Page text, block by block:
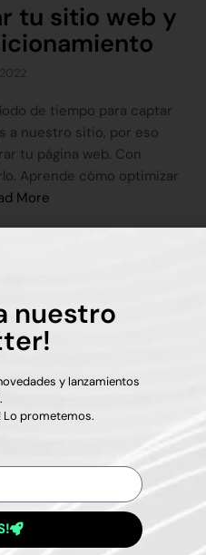
tu sitio web y
de tiempo para captar
a nuestro sitio, por eso
tu página web. Con
Aprende cómo optimizar
More
Eco
agencia quiere
crypto, ética y
nuestro
y lanzamientos
Lo prometemos.